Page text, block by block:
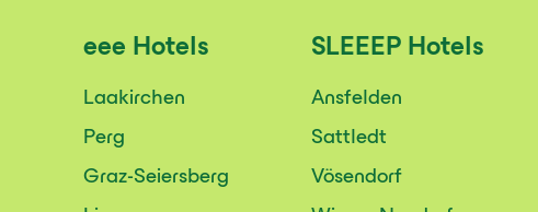
eee Hotels
Laakirchen
Perg
Graz-Seiersberg
SLEEEP Hotels
Ansfelden
Sattledt
Vösendorf